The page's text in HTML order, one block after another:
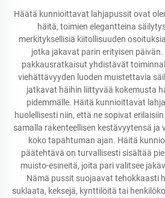
Häätä kunnioittavat lahjapussit ovat
häitä, toimien elegantteina
merkityksellisiä kiitollisuuden
jotka jakavat parin erityisen
pakkausratkaisut yhdistävät
viehättävyyden luoden muistettavia
jatkavat häihin liittyvää kokemusta
pidemmälle. Häitä kunnioittavat
huolellisesti niin, että ne sopivat
samalla rakenteellisen kestävyytensä ja
koko tapahtuman ajan. Häitä
päätehtävä on turvallisesti sisältää
muisto-esineitä, joita pari valitsee
Nämä pussit suojaavat tehokkaasti
suklaata, keksejä, kynttilöitä tai